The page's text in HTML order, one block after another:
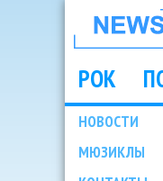
ШОУ
Main
РОК
НОВОСТИ
МЮЗИКЛЫ